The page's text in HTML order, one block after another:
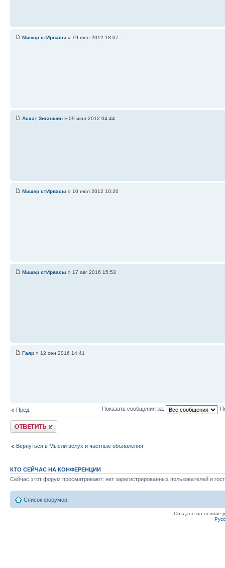
Мишэр стИрвасы » 19 июн 2012 18:07
Асхат Зиганшин » 09 июл 2012 04:44
Мишэр стИрвасы » 10 июл 2012 10:20
Мишэр стИрвасы » 17 авг 2016 15:53
Гаяр » 12 сен 2016 14:41
Пред. Показать сообщения за:
Ответить
Вернуться в Мысли вслух и частные объявления
КТО СЕЙЧАС НА КОНФЕРЕНЦИИ
Сейчас этот форум просматривают: нет зарегистрированных пользователей и
Список форумов
Создано на основе